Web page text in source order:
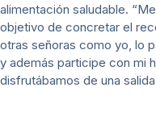
alimentación saludable.
objetivo de concretar el
otras señoras como yo, lo
y además participe con mi
disfrutábamos de una salida